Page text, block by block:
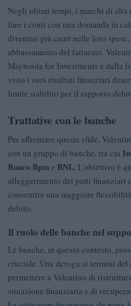
Negli ultimi tempi, i marchi di alta
fare i conti con una domanda in
diventati più cauti nelle loro
abbassamento del fatturato.
Mayhoola for Investments e dalla
visto i suoi risultati finanziari
limite stabilito per il rapporto
Trattative con le banche
Per affrontare queste sfide,
con un gruppo di banche, tra cui
Banco Bpme BNL. L’obiettivo è
alleggerimento dei patti finanziari
consentire una maggiore
debito.
Il ruolo delle banche nel
Le banche, in questo contesto,
cruciale. Una deroga ai termini del
permettere a Valentino di
situazione finanziaria e di